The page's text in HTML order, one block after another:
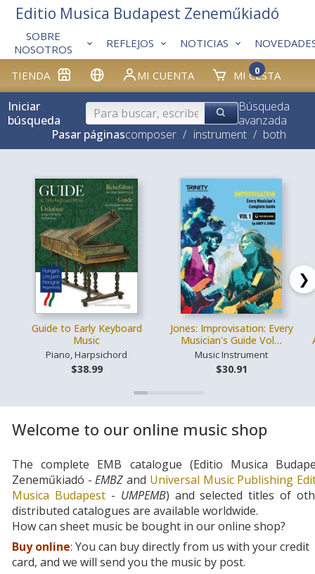
TIENDA MI CUENTA MI CESTA
0
SOBRE
NOSOTROS
REFLEJOS NOTICIAS
Editio Musica Budapest Zeneműkiadó
Iniciar
búsqueda
Búsqueda
avanzada
Pasar páginascomposer / instrument / both
Guide to Early Keyboard
Music
Piano, Harpsichord
$38.99
Jones: Improvisation: Every
Musician's Guide Vol…
Music Instrument
$30.91
❯
Welcome to our online music shop
The complete EMB catalogue (Editio Musica
Zeneműkiadó -EMBZand Universal Music Publishing
Musica Budapest- UMPEMB) and selected titles of
distributed catalogues are available worldwide.
How can sheet music be bought in our online shop?
Buy online: You can buy directly from us with your credit
card, and we will send you the music by post.